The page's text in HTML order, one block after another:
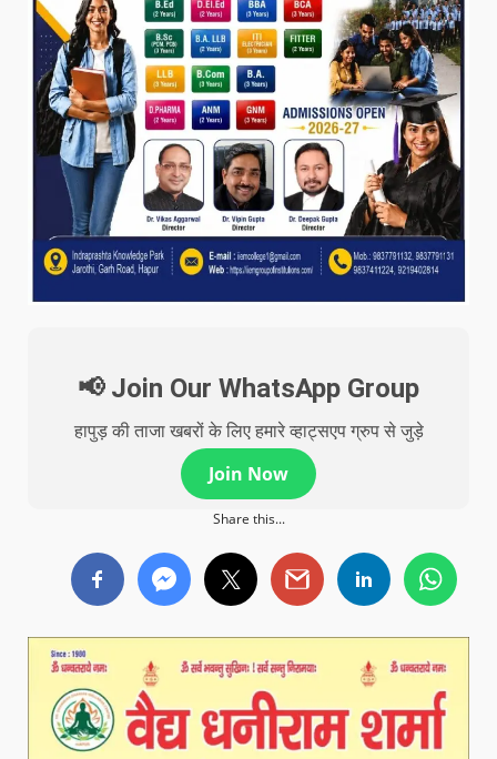
📢 Join Our WhatsApp Group
हापुड़ की ताजा खबरों के लिए हमारे व्हाट्सएप ग्रुप से जुड़े
Join Now
Share this...